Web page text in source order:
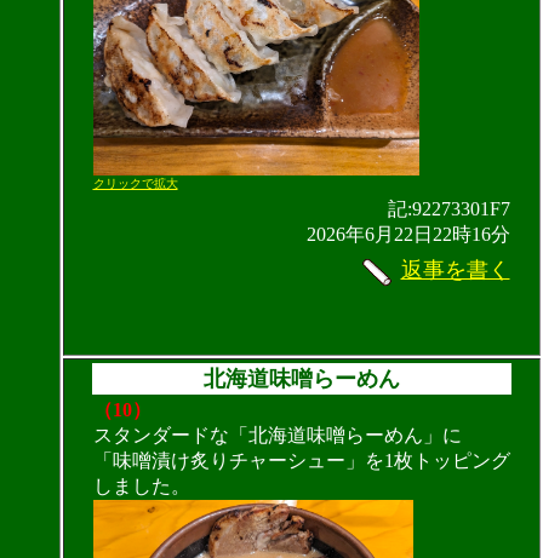
クリックで拡大
記:92273301F7
2026年6月22日22時16分
返事を書く
北海道味噌らーめん
（10）
スタンダードな「北海道味噌らーめん」に
「味噌漬け炙りチャーシュー」を1枚トッピング
しました。